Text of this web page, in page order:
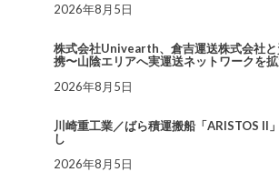
2026年8月5日
株式会社Univearth、倉吉運送株式会社と
携〜山陰エリアへ実運送ネットワークを
2026年8月5日
川崎重工業／ばら積運搬船「ARISTOS II
し
2026年8月5日